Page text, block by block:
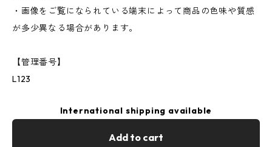
・画像をご覧になられている端末によって商品の色味や質感
が多少異なる場合があります。
【管理番号】
L123
International shipping available
Add to cart